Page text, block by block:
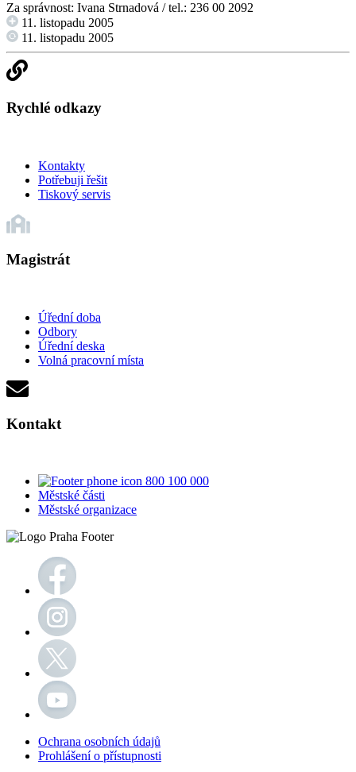
Za správnost: Ivana Strnadová / tel.: 236 00 2092
11. listopadu 2005
11. listopadu 2005
Rychlé odkazy
Kontakty
Potřebuji řešit
Tiskový servis
Magistrát
Úřední doba
Odbory
Úřední deska
Volná pracovní místa
Kontakt
800 100 000
Městské části
Městské organizace
Ochrana osobních údajů
Prohlášení o přístupnosti